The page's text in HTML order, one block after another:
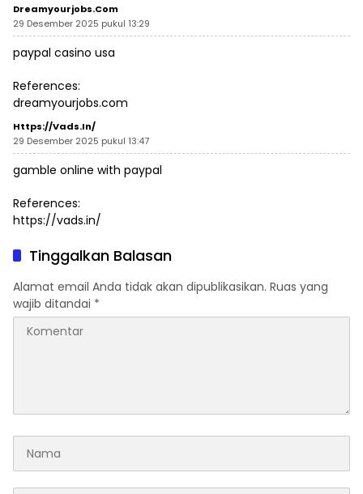
Dreamyourjobs.com
29 Desember 2025 pukul 13:29
paypal casino usa
References:
dreamyourjobs.com
Https://vads.in/
29 Desember 2025 pukul 13:47
gamble online with paypal
References:
https://vads.in/
Tinggalkan Balasan
Alamat email Anda tidak akan dipublikasikan. Ruas yang
wajib ditandai *